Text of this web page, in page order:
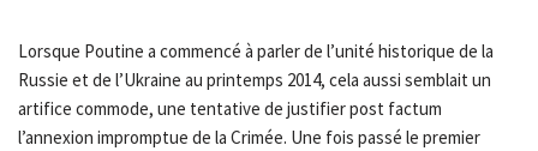
Lorsque Poutine a commencé à parler de l’unité historique de la
Russie et de l’Ukraine au printemps 2014, cela aussi semblait un
artifice commode, une tentative de justifier post factum
l’annexion impromptue de la Crimée. Une fois passé le premier